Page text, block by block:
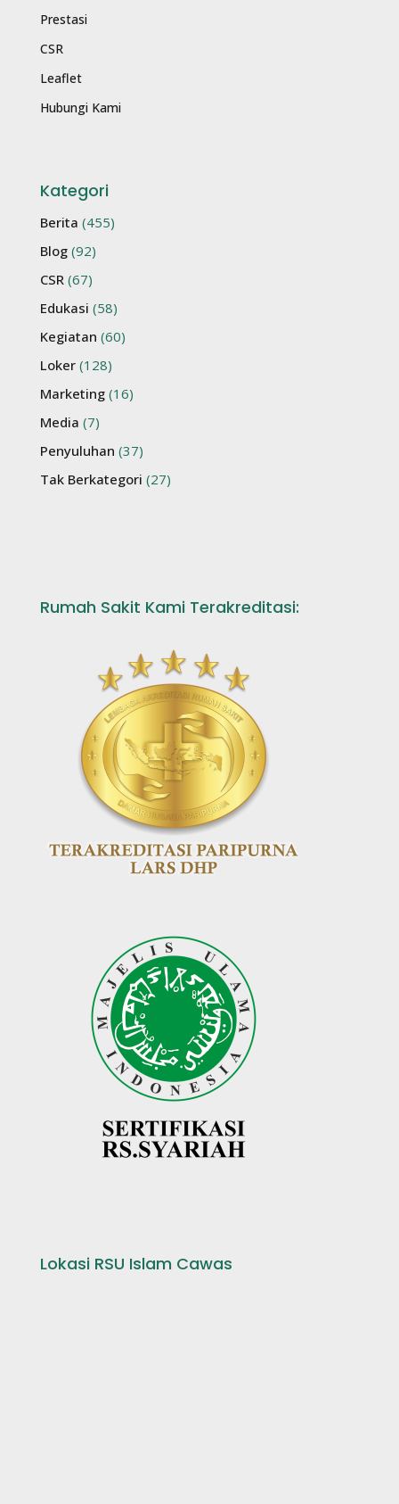
Prestasi
CSR
Leaflet
Hubungi Kami
Kategori
Berita (455)
Blog (92)
CSR (67)
Edukasi (58)
Kegiatan (60)
Loker (128)
Marketing (16)
Media (7)
Penyuluhan (37)
Tak Berkategori (27)
Rumah Sakit Kami Terakreditasi:
Lokasi RSU Islam Cawas